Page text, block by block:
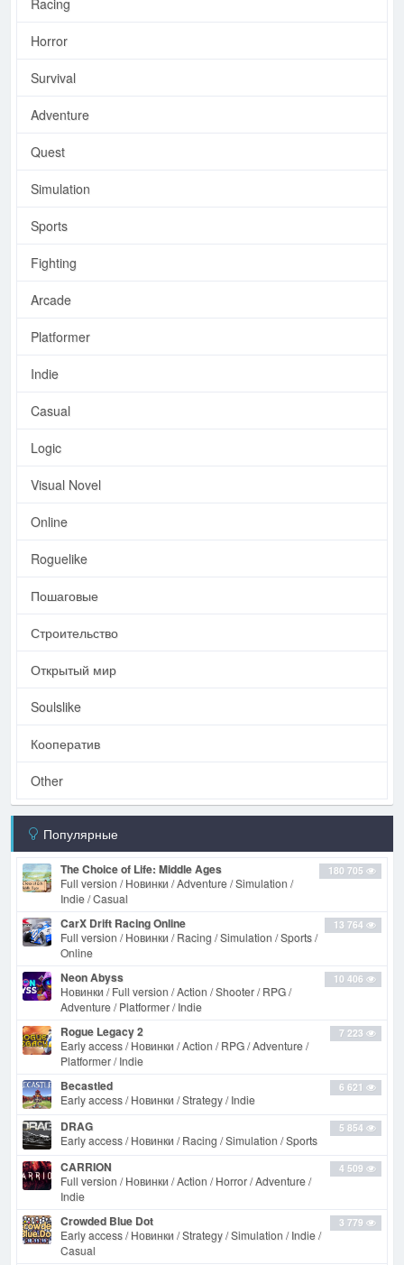
Horror
Survival
Adventure
Quest
Simulation
Sports
Fighting
Arcade
Platformer
Indie
Casual
Logic
Visual Novel
Online
Roguelike
Пошаговые
Строительство
Открытый мир
Soulslike
Кооператив
Other
Популярные
180 705
The Choice of Life: Middle Ages
Full version / Новинки / Adventure / Simulation /
Indie / Casual
13 764
CarX Drift Racing Online
Full version / Новинки / Racing / Simulation / Sports /
Online
10 406
Neon Abyss
Новинки / Full version / Action / Shooter / RPG /
Adventure / Platformer / Indie
7 223
Rogue Legacy 2
Early access / Новинки / Action / RPG / Adventure /
Platformer / Indie
6 621
Becastled
Early access / Новинки / Strategy / Indie
5 854
DRAG
Early access / Новинки / Racing / Simulation / Sports
4 509
CARRION
Full version / Новинки / Action / Horror / Adventure /
Indie
3 779
Crowded Blue Dot
Early access / Новинки / Strategy / Simulation / Indie /
Casual